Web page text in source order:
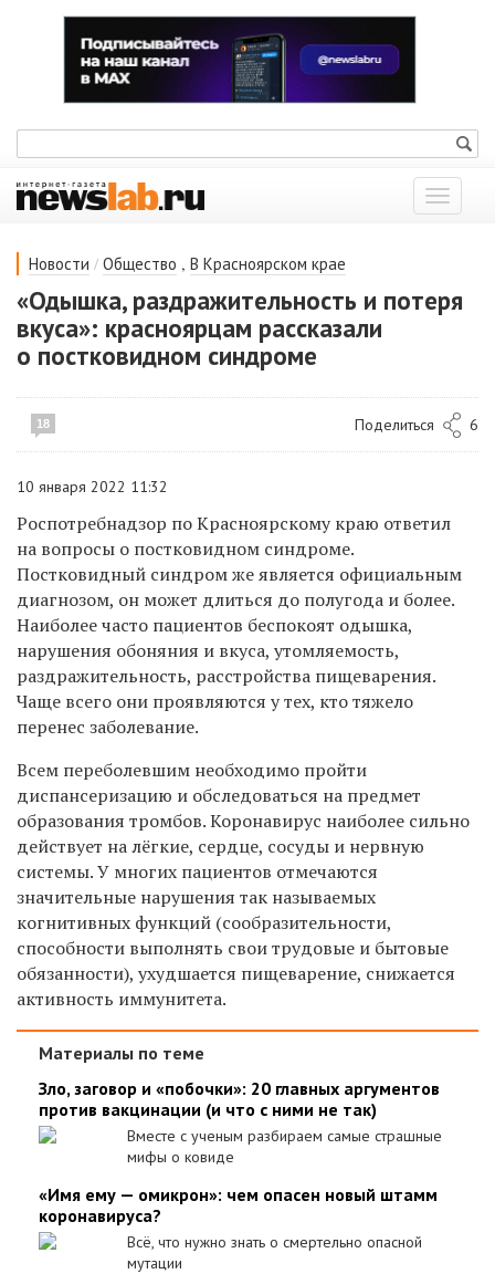
Показать
меню
Новости / Общество , В Красноярском крае
«Одышка, раздражительность и потеря
вкуса»: красноярцам рассказали
о постковидном синдроме
18 Поделиться 6
10 января 2022 11:32
Роспотребнадзор по Красноярскому краю ответил
на вопросы о постковидном синдроме.
Постковидный синдром же является официальным
диагнозом, он может длиться до полугода и более.
Наиболее часто пациентов беспокоят одышка,
нарушения обоняния и вкуса, утомляемость,
раздражительность, расстройства пищеварения.
Чаще всего они проявляются у тех, кто тяжело
перенес заболевание.
Всем переболевшим необходимо пройти
диспансеризацию и обследоваться на предмет
образования тромбов. Коронавирус наиболее сильно
действует на лёгкие, сердце, сосуды и нервную
системы. У многих пациентов отмечаются
значительные нарушения так называемых
когнитивных функций (сообразительности,
способности выполнять свои трудовые и бытовые
обязанности), ухудшается пищеварение, снижается
активность иммунитета.
Материалы по теме
Зло, заговор и «побочки»: 20 главных аргументов
против вакцинации (и что с ними не так)
Вместе с ученым разбираем самые страшные
мифы о ковиде
«Имя ему — омикрон»: чем опасен новый штамм
коронавируса?
Всё, что нужно знать о смертельно опасной
мутации